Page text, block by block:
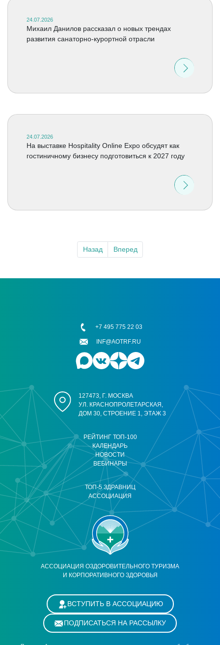
24.07.2026
Михаил Данилов рассказал о новых трендах
развития санаторно-курортной отрасли
24.07.2026
На выставке Hospitality Online Expo обсудят как
гостиничному бизнесу подготовиться к 2027 году
Назад Вперед
АССОЦИАЦИЯ ОЗДОРОВИТЕЛЬНОГО ТУРИЗМА
И КОРПОРАТИВНОГО ЗДОРОВЬЯ
РЕЙТИНГ ТОП-100
КАЛЕНДАРЬ
НОВОСТИ
ВЕБИНАРЫ
ТОП-5 ЗДРАВНИЦ
АССОЦИАЦИЯ
127473, Г. МОСКВА
УЛ. КРАСНОПРОЛЕТАРСКАЯ,
ДОМ 30, СТРОЕНИЕ 1, ЭТАЖ 3
+7 495 775 22 03
INF@AOTRF.RU
ВСТУПИТЬ В АССОЦИАЦИЮ
ПОДПИСАТЬСЯ НА РАССЫЛКУ